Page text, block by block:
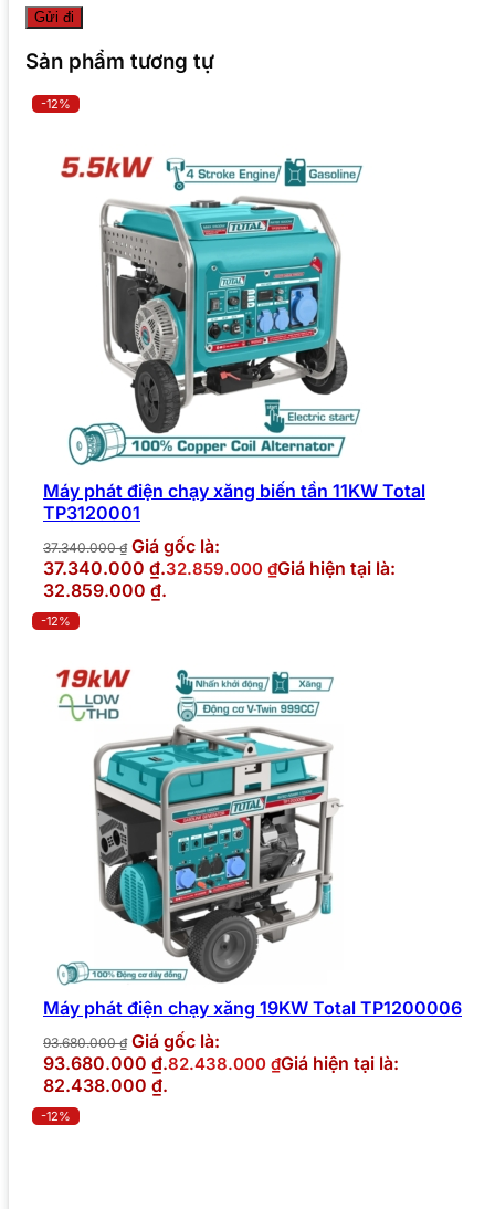
Sản phẩm tương tự
-12%
Máy phát điện chạy xăng biến tần 11KW Total
TP3120001
37.340.000₫ Giá gốc là:
37.340.000 ₫.32.859.000 ₫Giá hiện tại là:
32.859.000 ₫.
-12%
Máy phát điện chạy xăng 19KW Total TP1200006
93.680.000₫ Giá gốc là:
93.680.000 ₫.82.438.000 ₫Giá hiện tại là:
82.438.000 ₫.
-12%